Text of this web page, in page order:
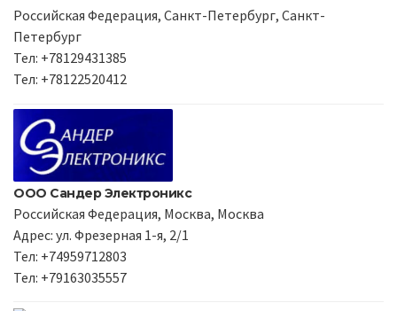
Российская Федерация, Санкт-Петербург, Санкт-
Петербург
Тел: +78129431385
Тел: +78122520412
ООО Сандер Электроникс
Российская Федерация, Москва, Москва
Адрес: ул. Фрезерная 1-я, 2/1
Тел: +74959712803
Тел: +79163035557